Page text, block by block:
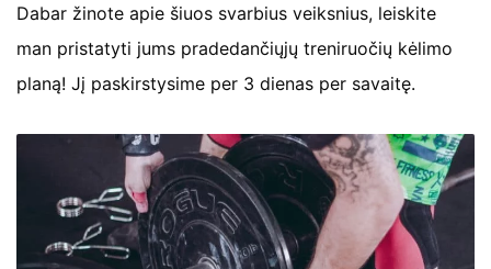
Dabar žinote apie šiuos svarbius veiksnius, leiskite
man pristatyti jums pradedančiųjų treniruočių kėlimo
planą! Jį paskirstysime per 3 dienas per savaitę.